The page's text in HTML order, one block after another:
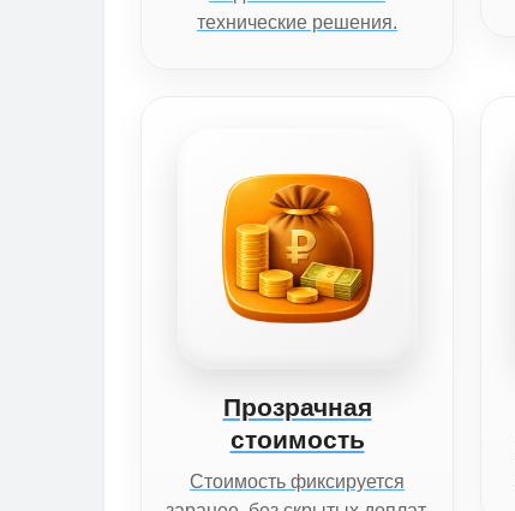
технические решения.
Прозрачная
стоимость
Стоимость фиксируется